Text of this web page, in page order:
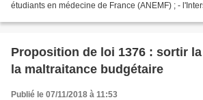
étudiants en médecine de France (ANEMF) ; -
Proposition de loi 1376 : sortir
la maltraitance budgétaire
Publié le 07/11/2018 à 11:53